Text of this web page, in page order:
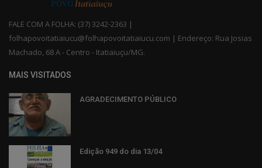
FALE COM A FOLHA: (37) 3242-2363 |
folhapovoitatiaiucu@folhapovoitatiaiucu.com | Endereço: Rua Josias
Machado, 68 A - Centro - Itatiaiuçu/MG.
MAIS VISITADOS
AGRADECIMENTO PÚBLICO
Edição 949 do dia 13/04